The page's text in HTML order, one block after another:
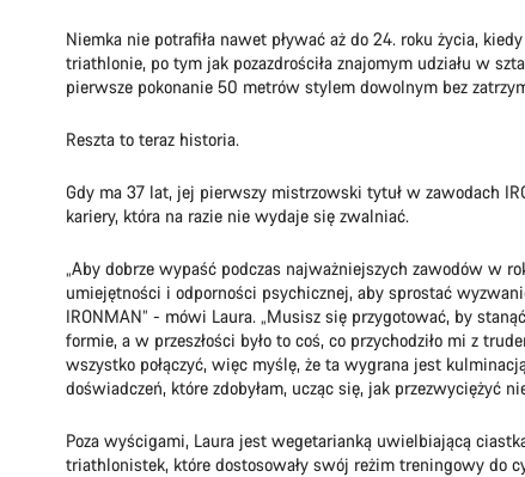
Niemka nie potrafiła nawet pływać aż do 24. roku życia,
triathlonie, po tym jak pozazdrościła znajomym udziału w
pierwsze pokonanie 50 metrów stylem dowolnym bez
Reszta to teraz historia.
Gdy ma 37 lat, jej pierwszy mistrzowski tytuł w zawodach
kariery, która na razie nie wydaje się zwalniać.
„Aby dobrze wypaść podczas najważniejszych zawodów w
umiejętności i odporności psychicznej, aby sprostać
IRONMAN” - mówi Laura. „Musisz się przygotować, by
formie, a w przeszłości było to coś, co przychodziło mi z
wszystko połączyć, więc myślę, że ta wygrana jest
doświadczeń, które zdobyłam, ucząc się, jak przezwyciężyć
Poza wyścigami, Laura jest wegetarianką uwielbiającą
triathlonistek, które dostosowały swój reżim treningowy do